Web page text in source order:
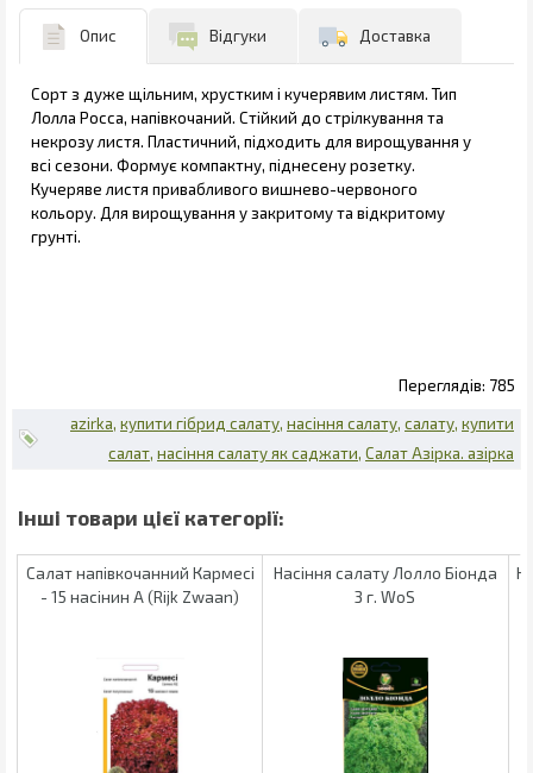
Опис Відгуки Доставка
Cорт з дуже щільним, хрустким і кучерявим листям. Тип
Лолла Росса, напівкочаний. Стійкий до стрілкування та
некрозу листя. Пластичний, підходить для вирощування у
всі сезони. Формує компактну, піднесену розетку.
Кучеряве листя привабливого вишнево-червоного
кольору. Для вирощування у закритому та відкритому
грунті.
785
azirka купити гібрид салату насіння салату салату купити
салат насіння салату як саджати Салат Азірка. азірка
Салат напівкочанний Кармесі
- 15 насінин А (Rijk Zwaan)
Насіння салату Лолло Біонда
3 г. WoS